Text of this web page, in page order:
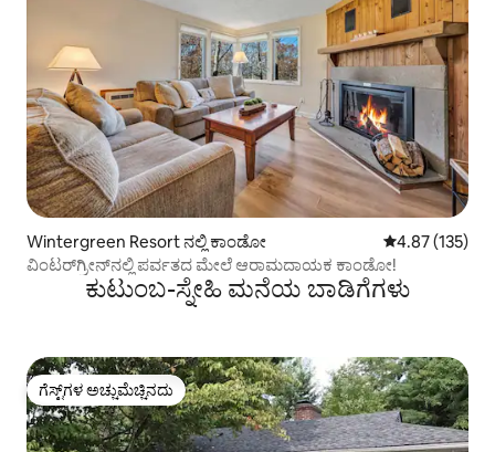
Wintergreen Resort ನಲ್ಲಿ ಕಾಂಡೋ 5 ರಲ್ಲಿ 4.87
4.87 (135)
ವಿಂಟರ್‌ಗ್ರೀನ್‌ನಲ್ಲಿ ಪರ್ವತದ ಮೇಲೆ ಆರಾಮದಾಯಕ ಕಾಂಡೋ!
ಕುಟುಂಬ-ಸ್ನೇಹಿ ಮನೆಯ ಬಾಡಿಗೆಗಳು
ಗೆಸ್ಟ್‌ಗಳ ಅಚ್ಚುಮೆಚ್ಚಿನದು
ಗೆಸ್ಟ್‌ಗಳ ಅಚ್ಚುಮೆಚ್ಚಿನದು